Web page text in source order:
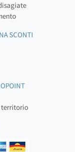
SCONTI
territorio